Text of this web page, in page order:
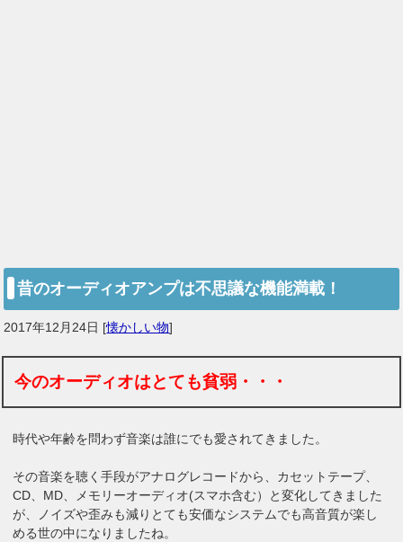
昔のオーディオアンプは不思議な機能満載！
2017年12月24日 [懐かしい物]
今のオーディオはとても貧弱・・・
時代や年齢を問わず音楽は誰にでも愛されてきました。
その音楽を聴く手段がアナログレコードから、カセットテープ、
CD、MD、メモリーオーディオ(スマホ含む）と変化してきました
が、ノイズや歪みも減りとても安価なシステムでも高音質が楽し
める世の中になりましたね。